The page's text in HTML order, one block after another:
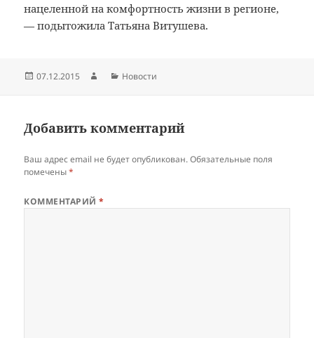
нацеленной на комфортность жизни в регионе,
— подытожила Татьяна Витушева.
Опубликовано
07.12.2015 АвторРубрики
Новости
Добавить комментарий
Ваш адрес email не будет опубликован. Обязательные поля
помечены*
КОММЕНТАРИЙ*